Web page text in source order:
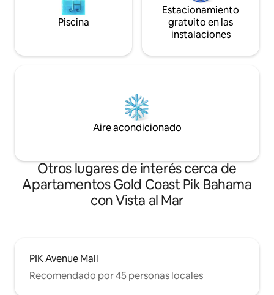
Piscina
Estacionamiento
gratuito en las
instalaciones
Aire acondicionado
Otros lugares de interés cerca de
Apartamentos Gold Coast Pik Bahama
con Vista al Mar
PIK Avenue Mall
Recomendado por 45 personas locales